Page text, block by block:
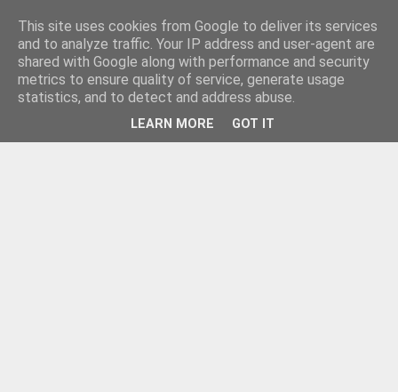
This site uses cookies from Google to deliver its services
and to analyze traffic. Your IP address and user-agent are
shared with Google along with performance and security
metrics to ensure quality of service, generate usage
statistics, and to detect and address abuse.
LEARN MORE GOT IT